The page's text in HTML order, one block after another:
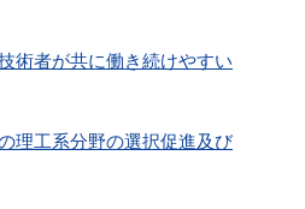
術者が共に働き続けやすい
理工系分野の選択促進及び